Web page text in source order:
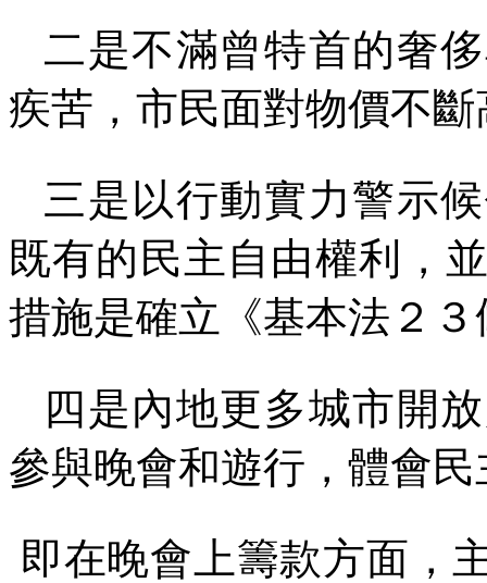
二是不滿曾特首的奢
疾苦，市民面對物價不
三是以行動實力警示
既有的民主自由權利，
措施是確立《基本法２
四是內地更多城市開
參與晚會和遊行，體會
即在晚會上籌款方面，